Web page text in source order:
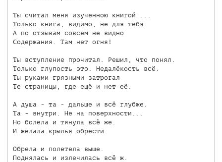
Ты считал меня изученною книгой ...
Только книга, видимо, не для тебя.
А по отзывам совсем не видно
Содержания. Там нет огня!
Ты вступление прочитал. Решил, что понял.
Только глупость это. Недалёкость всё.
Ты руками грязными затрогал
Те страницы, где ещё и нет её.
А душа - та - дальше и всё глубже.
Та - внутри. Не на поверхности...
Но болела и тянула всё же.
И желала крылья обрести.
Обрела и полетела выше.
Поднялась и излечилась всё ж.